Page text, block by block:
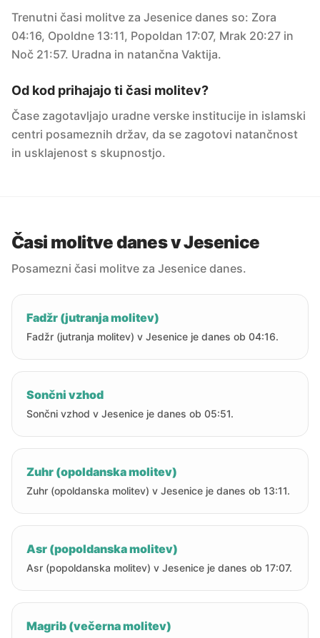
Trenutni časi molitve za Jesenice danes so: Zora
04:16, Opoldne 13:11, Popoldan 17:07, Mrak 20:27 in
Noč 21:57. Uradna in natančna Vaktija.
Od kod prihajajo ti časi molitev?
Čase zagotavljajo uradne verske institucije in islamski
centri posameznih držav, da se zagotovi natančnost
in usklajenost s skupnostjo.
Časi molitve danes v Jesenice
Posamezni časi molitve za Jesenice danes.
Fadžr (jutranja molitev)
Fadžr (jutranja molitev) v Jesenice je danes ob 04:16.
Sončni vzhod
Sončni vzhod v Jesenice je danes ob 05:51.
Zuhr (opoldanska molitev)
Zuhr (opoldanska molitev) v Jesenice je danes ob 13:11.
Asr (popoldanska molitev)
Asr (popoldanska molitev) v Jesenice je danes ob 17:07.
Magrib (večerna molitev)